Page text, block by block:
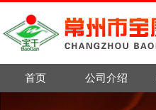
首页 公司介绍